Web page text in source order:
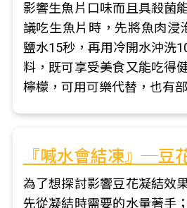
影響生魚片口味而且具殺菌
議吃生魚片時，先將魚肉浸
鹽水15秒，再用冷開水沖洗
料，既可享受美食又能吃得
檸檬，可用可樂代替，也有
『喊水會結凍』─豆
為了想探討影響豆花凝結效
先從凝結時需要的水量著手